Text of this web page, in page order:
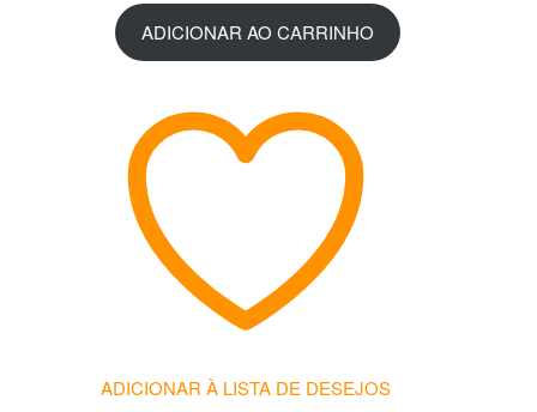
ADICIONAR AO CARRINHO
ADICIONAR À LISTA DE DESEJOS